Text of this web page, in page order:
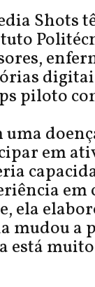
Shots
piloto
em
ela
mudou a
está